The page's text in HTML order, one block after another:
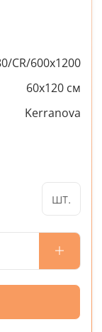
CR/600x1200
60x120 см
Kerranova
шт.